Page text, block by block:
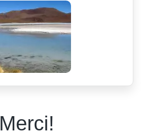
Merci!